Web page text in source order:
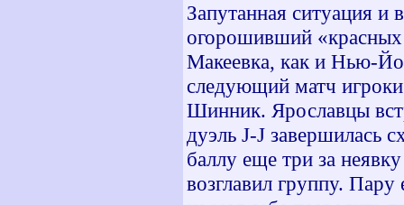
Запутанная ситуация и
огорошивший
Макеевка, как и Нью-
следующий матч
Шинник. Ярославцы
дуэль J-J завершилась
баллу еще три за
возглавил группу.